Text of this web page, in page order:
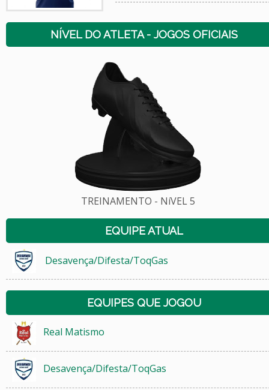
NÍVEL DO ATLETA - JOGOS OFICIAIS
TREINAMENTO - NíVEL 5
EQUIPE ATUAL
Desavença/Difesta/ToqGas
EQUIPES QUE JOGOU
Real Matismo
Desavença/Difesta/ToqGas